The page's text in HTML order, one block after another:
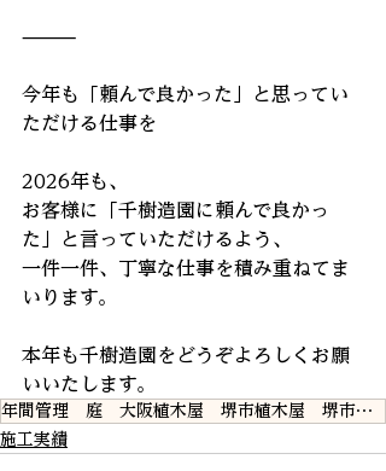
⸻
今年も「頼んで良かった」と思ってい
ただける仕事を
2026年も、
お客様に「千樹造園に頼んで良かっ
た」と言っていただけるよう、
一件一件、丁寧な仕事を積み重ねてま
いります。
本年も千樹造園をどうぞよろしくお願
いいたします。
年間管理 庭 大阪植木屋 堺市植木屋 堺市剪定
施工実績